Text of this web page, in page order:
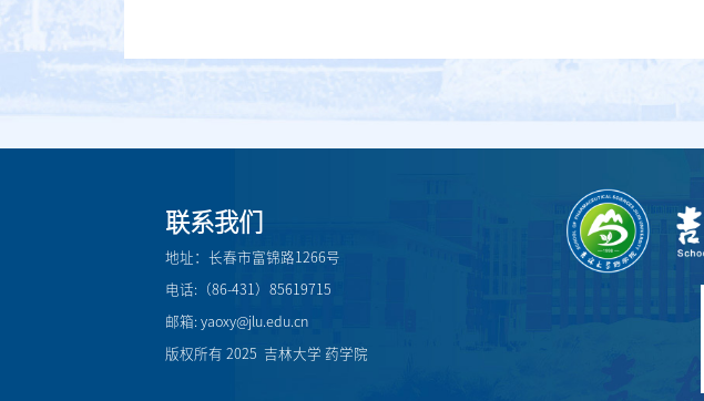
联系我们
地址：长春市富锦路1266号
电话:（86-431）85619715
邮箱: yaoxy@jlu.edu.cn
版权所有 2025 吉林大学 药学院